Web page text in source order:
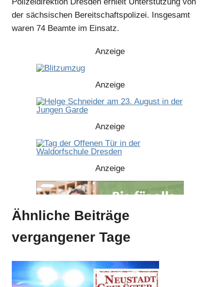
der sächsischen Bereitschaftspolizei. Insgesamt
waren 74 Beamte im Einsatz.
Anzeige
Anzeige
Anzeige
Anzeige
Ähnliche Beiträge
vergangener Tage